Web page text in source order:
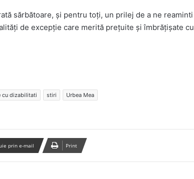
sărbătoare, și pentru toți, un prilej de a ne reaminti
de excepție care merită prețuite și îmbrățișate cu
cu dizabilitati stiri
Urbea Mea
prin e-mail Print